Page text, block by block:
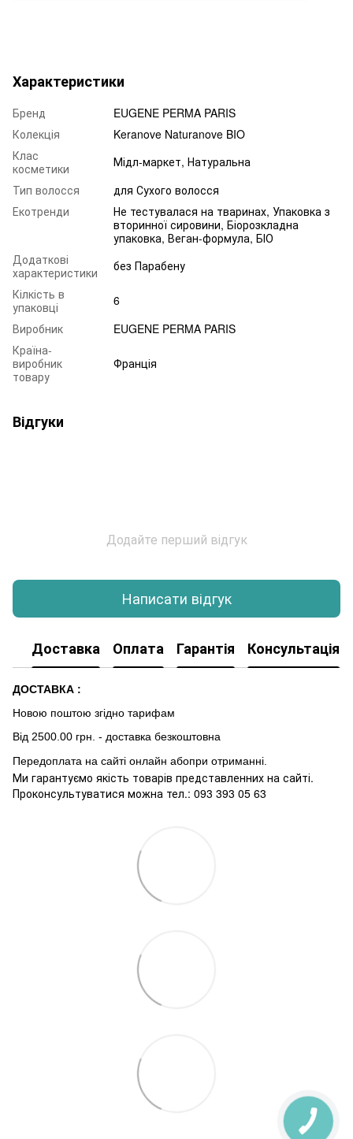
Характеристики
Бренд
EUGENE PERMA PARIS
Колекція
Keranove Naturanove BIO
Клас
косметики
Мідл-маркет, Натуральна
Тип волосся
для Сухого волосся
Екотренди
Не тестувалася на тваринах, Упаковка з
вторинної сировини, Біорозкладна
упаковка, Веган-формула, БІО
Додаткові
характеристики
без Парабену
Кілкість в
упаковці
6
Виробник
EUGENE PERMA PARIS
Країна-
виробник
товару
Франція
Відгуки
Додайте перший відгук
Написати відгук
Доставка Оплата Гарантія Консультація
ДОСТАВКА :
Новою поштою згідно тарифам
Від 2500.00 грн. - доставка безкоштовна
Передоплата на сайті онлайн абопри отриманні.
Ми гарантуємо якість товарів представленних на сайті.
Проконсультуватися можна тел.: 093 393 05 63